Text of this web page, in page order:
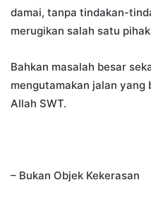
damai, tanpa tindakan-
merugikan salah satu
Bahkan masalah besar
mengutamakan jalan
Allah SWT.
– Bukan Objek Kekerasan